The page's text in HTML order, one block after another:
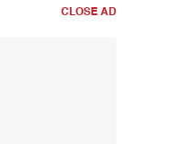
CLOSE AD